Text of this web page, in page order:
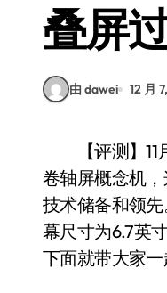
叠屏
由 dawei 12 月
【评测】11月17日，OPPO在深圳举行了未来科技大会，这次大会上首次展出了OPPO X 2021
卷轴屏概念机
技术储备和领
幕尺寸为6.7英
下面就带大家一